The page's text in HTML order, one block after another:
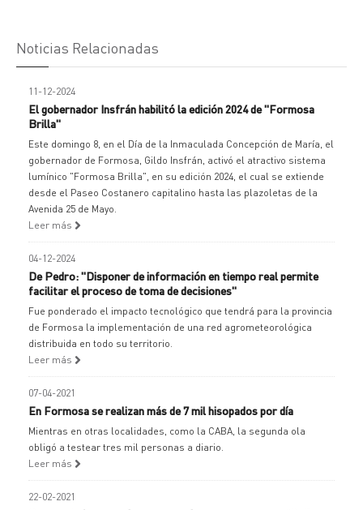
Noticias Relacionadas
11-12-2024
El gobernador Insfrán habilitó la edición 2024 de "Formosa
Brilla"
Este domingo 8, en el Día de la Inmaculada Concepción de María, el
gobernador de Formosa, Gildo Insfrán, activó el atractivo sistema
lumínico "Formosa Brilla", en su edición 2024, el cual se extiende
desde el Paseo Costanero capitalino hasta las plazoletas de la
Avenida 25 de Mayo.
Leer más
04-12-2024
De Pedro: "Disponer de información en tiempo real permite
facilitar el proceso de toma de decisiones"
Fue ponderado el impacto tecnológico que tendrá para la provincia
de Formosa la implementación de una red agrometeorológica
distribuida en todo su territorio.
Leer más
07-04-2021
En Formosa se realizan más de 7 mil hisopados por día
Mientras en otras localidades, como la CABA, la segunda ola
obligó a testear tres mil personas a diario.
Leer más
22-02-2021